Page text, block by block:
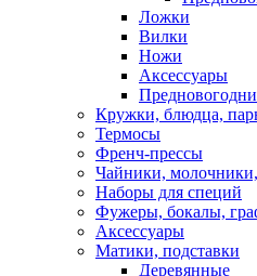
Ложки
Вилки
Ножи
Аксессуары
Кружки, блюдца,
Термосы
Френч-прессы
Чайники,
Наборы для специй
Фужеры, бокалы,
Аксессуары
Матики, подставки
Деревянные